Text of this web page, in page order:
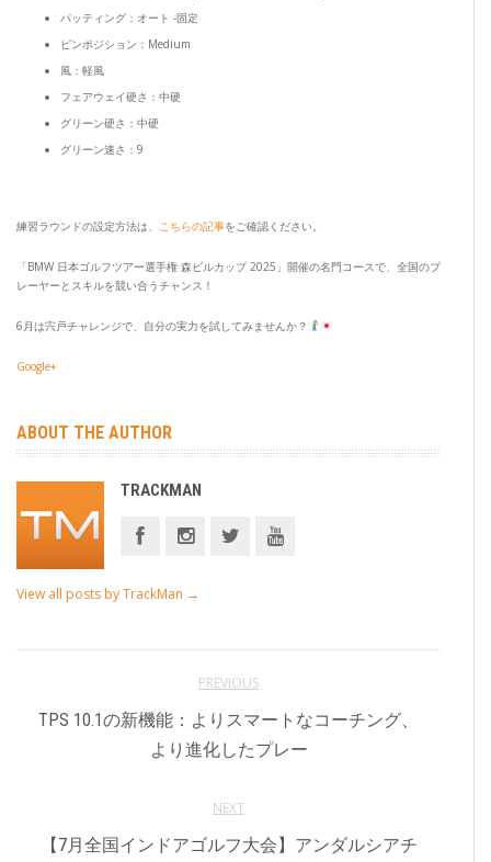
パッティング：オート -固定
ピンポジション：Medium
風：軽風
フェアウェイ硬さ：中硬
グリーン硬さ：中硬
グリーン速さ：9
練習ラウンドの設定方法は、 こちらの記事をご確認ください。
「BMW 日本ゴルフツアー選手権 森ビルカップ 2025」開催の名門コースで、全国のプ
レーヤーとスキルを競い合うチャンス！
6月は宍戸チャレンジで、自分の実力を試してみませんか？
Google+
ABOUT THE AUTHOR
TRACKMAN
View all posts by TrackMan →
PREVIOUS
TPS 10.1の新機能：よりスマートなコーチング、
より進化したプレー
NEXT
【7月全国インドアゴルフ大会】アンダルシアチ